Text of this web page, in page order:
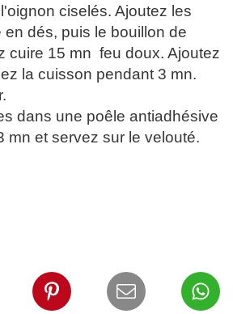
ciselés. Ajoutez les
en dés, puis le bouillon de
cuire 15 mn feu doux. Ajoutez
la cuisson pendant 3 mn.
dans une poêle antiadhésive
mn et servez sur le velouté.